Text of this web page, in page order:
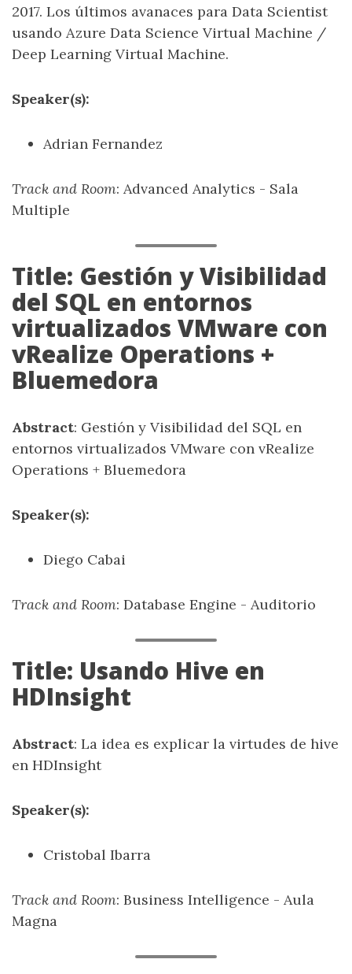
2017. Los últimos avanaces para Data Scientist
usando Azure Data Science Virtual Machine /
Deep Learning Virtual Machine.
Speaker(s):
Adrian Fernandez
Track and Room: Advanced Analytics - Sala
Multiple
Title: Gestión y Visibilidad
del SQL en entornos
virtualizados VMware con
vRealize Operations +
Bluemedora
Abstract: Gestión y Visibilidad del SQL en
entornos virtualizados VMware con vRealize
Operations + Bluemedora
Speaker(s):
Diego Cabai
Track and Room: Database Engine - Auditorio
Title: Usando Hive en
HDInsight
Abstract: La idea es explicar la virtudes de hive
en HDInsight
Speaker(s):
Cristobal Ibarra
Track and Room: Business Intelligence - Aula
Magna